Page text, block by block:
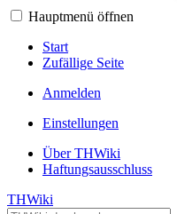
Hauptmenü öffnen
Start
Zufällige Seite
Anmelden
Einstellungen
Über THWiki
Haftungsausschluss
THWiki